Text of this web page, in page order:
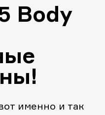
Body
именно и так